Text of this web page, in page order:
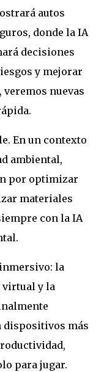
autos
donde la IA
decisiones
y mejorar
veremos nuevas
En un contexto
ambiental,
por optimizar
materiales
con la IA
la
virtual y la
dispositivos más
para jugar.